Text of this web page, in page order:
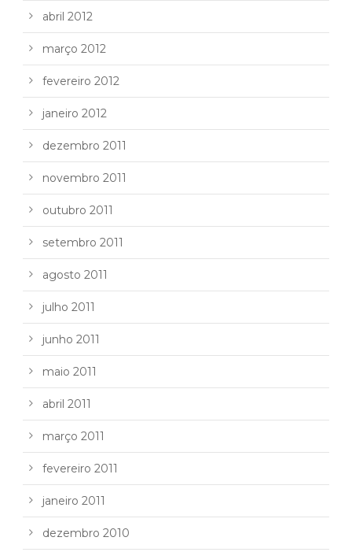
abril 2012
março 2012
fevereiro 2012
janeiro 2012
dezembro 2011
novembro 2011
outubro 2011
setembro 2011
agosto 2011
julho 2011
junho 2011
maio 2011
abril 2011
março 2011
fevereiro 2011
janeiro 2011
dezembro 2010